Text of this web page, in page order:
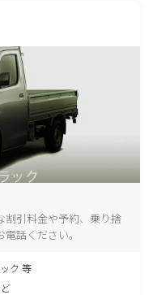
割引料金や予約、乗り捨
話ください。
ク 等